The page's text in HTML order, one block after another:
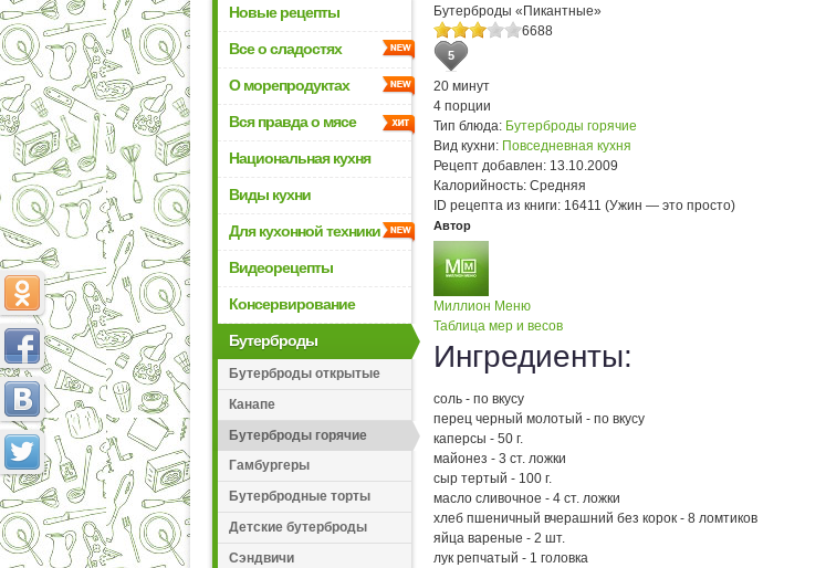
Новые рецепты
Все о сладостях
О морепродуктах
Вся правда о мясе
Национальная кухня
Виды кухни
Для кухонной техники
Видеорецепты
Консервирование
Бутерброды
Бутерброды открытые
Канапе
Бутерброды горячие
Гамбургеры
Бутербродные торты
Детские бутерброды
Сэндвичи
Бутерброды «Пикантные»
6688
5
20 минут
4 порции
Тип блюда: Бутерброды горячие
Вид кухни: Повседневная кухня
Рецепт добавлен: 13.10.2009
Калорийность: Средняя
ID рецепта из книги: 16411 (Ужин — это просто)
Автор
Миллион Меню
Таблица мер и весов
Ингредиенты:
соль - по вкусу
перец черный молотый - по вкусу
каперсы - 50 г.
майонез - 3 ст. ложки
сыр тертый - 100 г.
масло сливочное - 4 ст. ложки
хлеб пшеничный вчерашний без корок - 8 ломтиков
яйца вареные - 2 шт.
лук репчатый - 1 головка